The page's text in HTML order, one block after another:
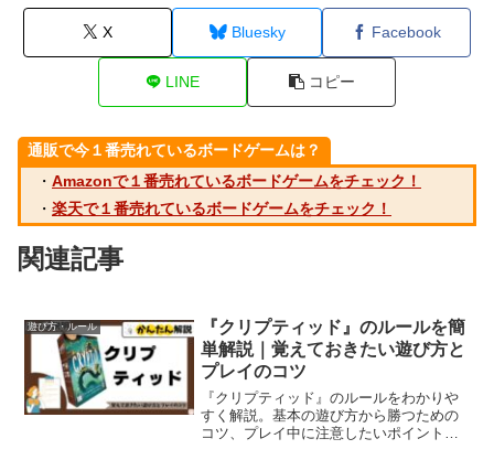
X Bluesky Facebook
LINE コピー
通販で今１番売れているボードゲームは？
・ Amazonで１番売れているボードゲームをチェック！
・ 楽天で１番売れているボードゲームをチェック！
関連記事
遊び方・ルール
『クリプティッド』のルールを簡
単解説｜覚えておきたい遊び方と
プレイのコツ
『クリプティッド』のルールをわかりや
すく解説。基本の遊び方から勝つための
コツ、プレイ中に注意したいポイントま